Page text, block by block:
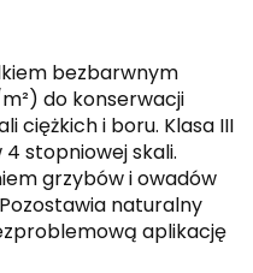
bezbarwnym
do konserwacji
ciężkich i boru. Klasa III
stopniowej skali.
grzybów i owadów
naturalny
aplikację